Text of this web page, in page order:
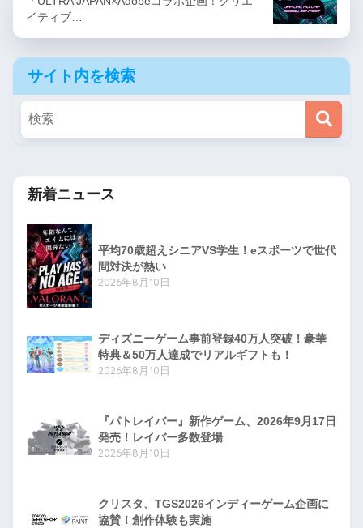
イティブ…
サイト内を検索
新着ニュース
平均70歳超えシニアVS学生！eスポーツで世代
間対決が熱い
2026年8月10日
ディズニーゲーム事前登録40万人突破！豪華
特典＆50万人達成でリアルギフトも！
2026年8月10日
『パトレイバー』新作ゲーム、2026年9月17日
発売！レイバー多数登場
2026年8月10日
クリスタ、TGS2026インディーゲーム企画に
協賛！創作体験も実施